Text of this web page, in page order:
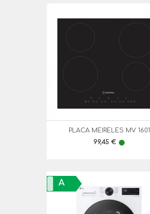
PLACA MEIRELES MV 1601
Preço
99,45 € lens
A